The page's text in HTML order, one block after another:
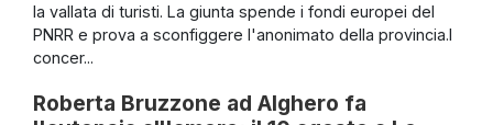
la vallata di turisti. La giunta spende i fondi europei del
PNRR e prova a sconfiggere l'anonimato della provincia.I
concer...
Roberta Bruzzone ad Alghero fa